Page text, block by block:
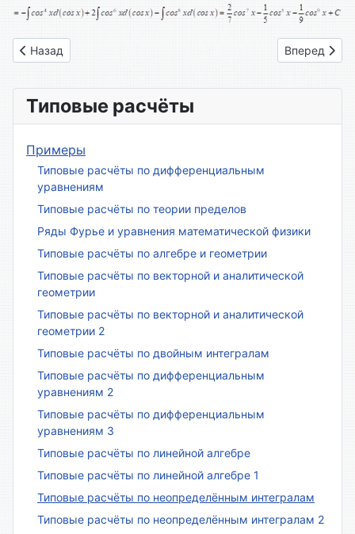
Предыдущий: Вариант № 09
Назад Следующий:
Вперед
Типовые расчёты
Примеры
Типовые расчёты по дифференциальным
уравнениям
Типовые расчёты по теории пределов
Ряды Фурье и уравнения математической физики
Типовые расчёты по алгебре и геометрии
Типовые расчёты по векторной и аналитической
геометрии
Типовые расчёты по векторной и аналитической
геометрии 2
Типовые расчёты по двойным интегралам
Типовые расчёты по дифференциальным
уравнениям 2
Типовые расчёты по дифференциальным
уравнениям 3
Типовые расчёты по линейной алгебре
Типовые расчёты по линейной алгебре 1
Типовые расчёты по неопределённым интегралам
Типовые расчёты по неопределённым интегралам 2